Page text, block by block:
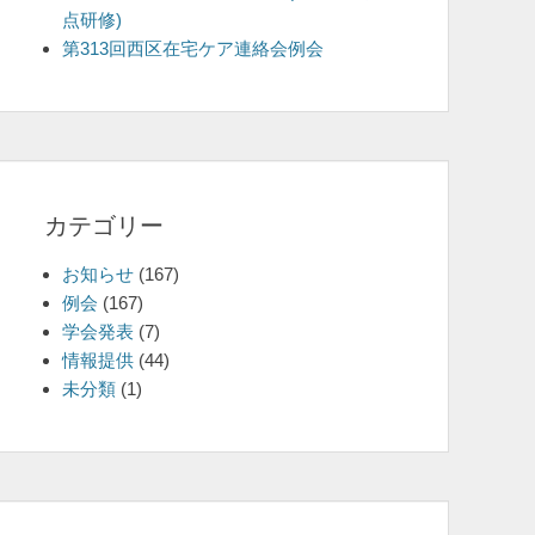
示
点研修)
第313回西区在宅ケア連絡会例会
カテゴリー
お知らせ (167)
例会 (167)
学会発表 (7)
情報提供 (44)
未分類 (1)